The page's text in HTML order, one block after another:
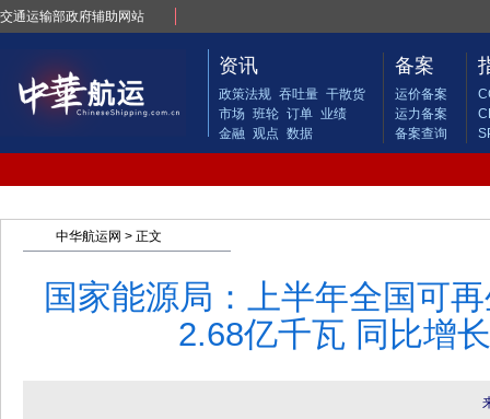
交通运输部政府辅助网站
资讯
政策法规 吞吐量 干散货
市场 班轮 订单 业绩
金融 观点 数据
备案
运价备案
运力备案
备案查询
中华航运网 > 正文
国家能源局：上半年全国可
2.68亿千瓦 同比增